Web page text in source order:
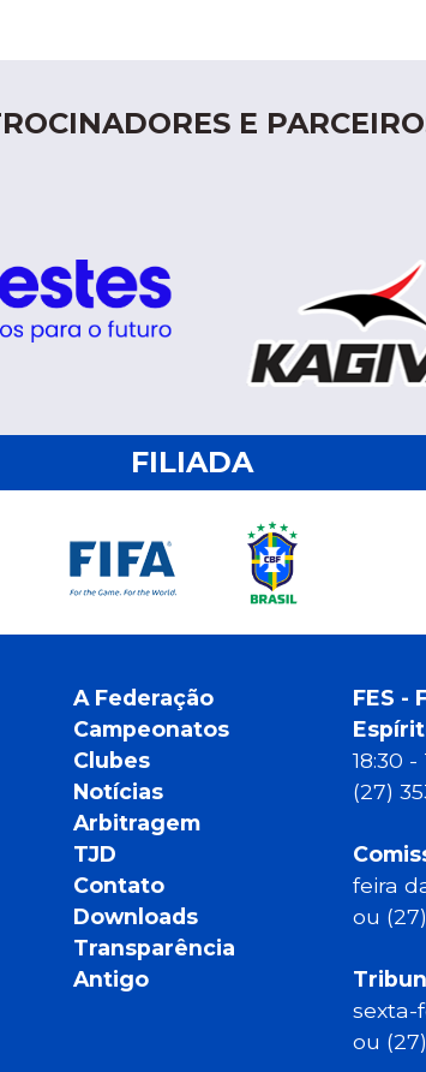
E
FILIADA
A Federação
Campeonatos
Clubes
Notícias
Arbitragem
TJD
Contato
Downloads
Transparência
Antigo
FES -
18:30
(27)
feira
ou
sexta-
ou